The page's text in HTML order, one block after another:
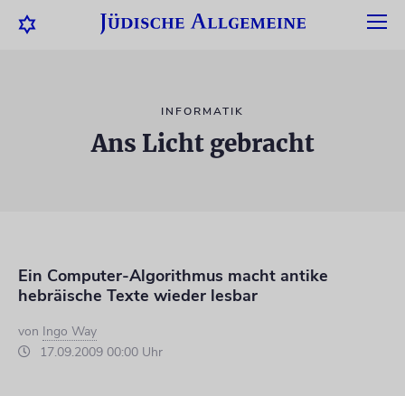
INFORMATIK
Ans Licht gebracht
Ein Computer-Algorithmus macht antike
hebräische Texte wieder lesbar
von Ingo Way
17.09.2009 00:00 Uhr